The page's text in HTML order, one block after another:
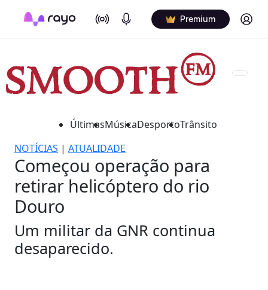
On Air Podcasts Premium Log in
ÚltimasMúsicaDesportoTrânsito
NOTÍCIAS | ATUALIDADE
Começou operação para
retirar helicóptero do rio
Douro
Um militar da GNR continua
desaparecido.